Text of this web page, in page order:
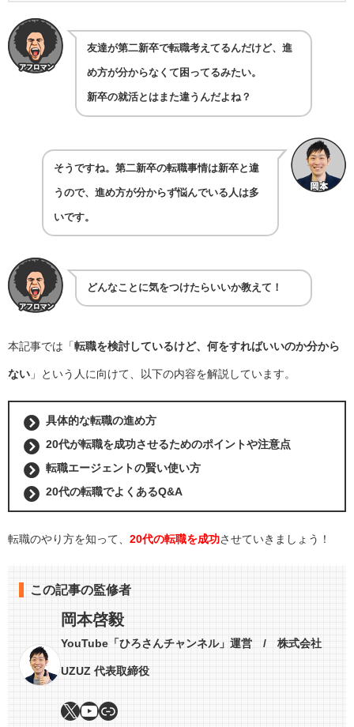
友達が第二新卒で転職考えてるんだけど、進
め方が分からなくて困ってるみたい。
新卒の就活とはまた違うんだよね？
そうですね。第二新卒の転職事情は新卒と違
うので、進め方が分からず悩んでいる人は多
いです。
どんなことに気をつけたらいいか教えて！
本記事では「転職を検討しているけど、何をすればいいのか分から
ない 」という人に向けて、以下の内容を解説しています。
具体的な転職の進め方
20代が転職を成功させるためのポイントや注意点
転職エージェントの賢い使い方
20代の転職でよくあるQ&A
転職のやり方を知って、 20代の転職を成功させていきましょう！
この記事の監修者
岡本啓毅
YouTube「ひろさんチャンネル」運営 / 株式会社
UZUZ 代表取締役